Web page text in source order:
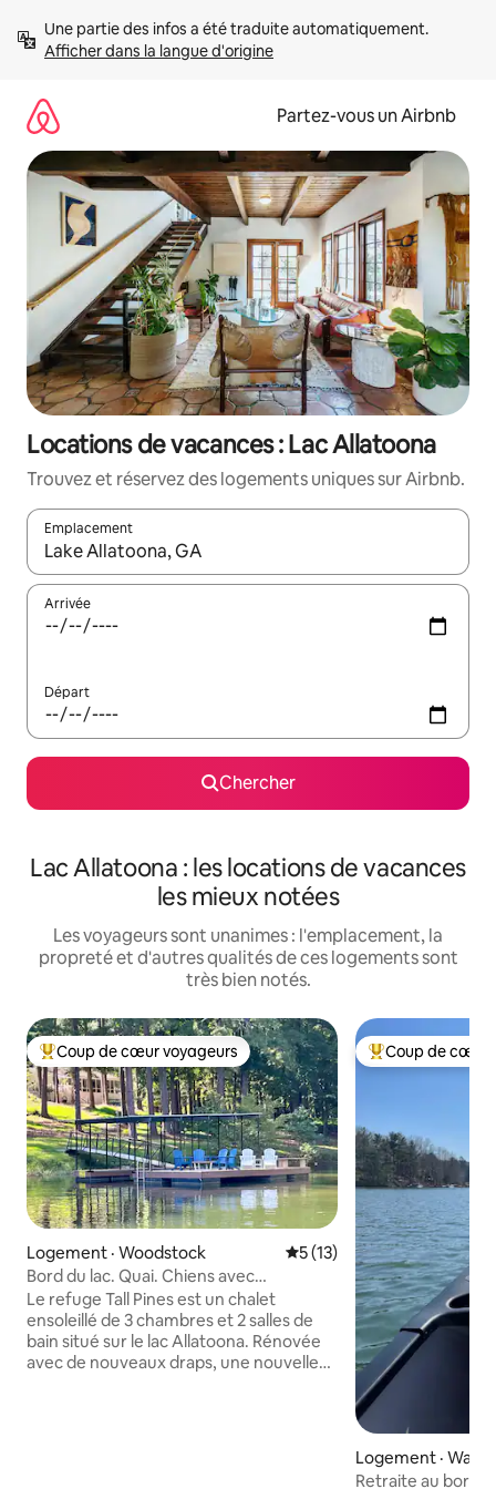
directement
Afficher dans la langue d'origine
Partez-vous un Airbnb
Locations de vacances : Lac Allatoona
Trouvez et réservez des logements uniques sur Airbnb.
Emplacement
Quand les résultats sont affichés, parcourez-les en utilisant
Arrivée
Départ
Chercher
Lac Allatoona : les locations de vacances
les mieux notées
Les voyageurs sont unanimes : l'emplacement, la
propreté et d'autres qualités de ces logements sont
très bien notés.
Coup de cœur voyageurs parmi les plus aimés
Coup de cœur voyageurs
Logement · Woodstock Note moyenne de 5 sur 5,
5 (13)
Bord du lac. Quai. Chiens avec
supplément. Complexe sportif à 15 mi.
Le refuge Tall Pines est un chalet
ensoleillé de 3 chambres et 2 salles de
bain situé sur le lac Allatoona. Rénovée
avec de nouveaux draps, une nouvelle
Coup de cœur
Coup de cœur
Logement ·
Retraite au bord